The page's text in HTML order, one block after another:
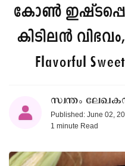
കോൺ
കിടിലൻ
Flavorful
സ്വന്തം
Published: June 02,
1 minute Read